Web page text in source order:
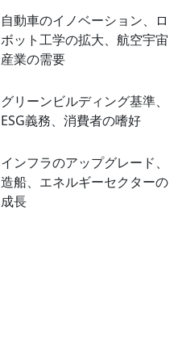
自動車のイノベーション、ロ
ボット工学の拡大、航空宇宙
産業の需要
グリーンビルディング基準、
ESG義務、消費者の嗜好
インフラのアップグレード、
造船、エネルギーセクターの
成長